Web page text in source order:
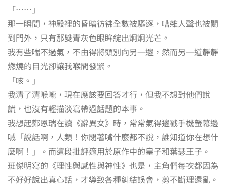
「……」
那一瞬間，神殿裡的昏暗彷彿全數被驅逐，嘈雜人聲也被關
到門外，只有那雙青灰色眼眸綻出炯炯光芒。
我有些喘不過氣，不由得將頭別向另一邊，然而另一道靜靜
燃燒的目光卻讓我喉間發緊。
「咳。」
我清了清喉嚨，現在應該要回答才行，但我不想對他們說
謊，也沒有輕描淡寫帶過話題的本事。
我想起鄭恩瑞在讀《辭異女》時，常常氣得邊戳手機螢幕邊
喊「說話啊，人類！你閉著嘴什麼都不說，誰知道你在想什
麼啊！」。而這段批評適用於原作中的皇子和葉瑟王子。
班傑明寫的《理性與感性與神性》也是，主角們每次都因為
不好好說出真心話，才導致各種糾結誤會，剪不斷理還亂。